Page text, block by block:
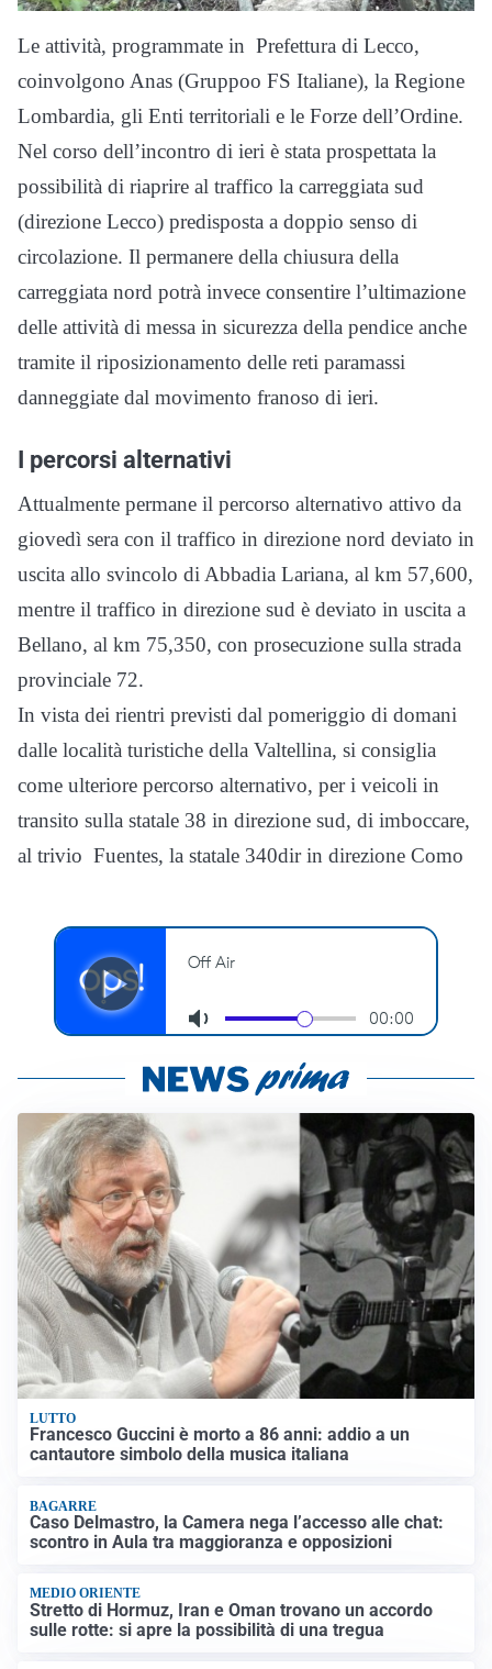
Le attività, programmate in Prefettura di Lecco,
coinvolgono Anas (Gruppoo FS Italiane), la Regione
Lombardia, gli Enti territoriali e le Forze dell’Ordine.
Nel corso dell’incontro di ieri è stata prospettata la
possibilità di riaprire al traffico la carreggiata sud
(direzione Lecco) predisposta a doppio senso di
circolazione. Il permanere della chiusura della
carreggiata nord potrà invece consentire l’ultimazione
delle attività di messa in sicurezza della pendice anche
tramite il riposizionamento delle reti paramassi
danneggiate dal movimento franoso di ieri.
I percorsi alternativi
Attualmente permane il percorso alternativo attivo da
giovedì sera con il traffico in direzione nord deviato in
uscita allo svincolo di Abbadia Lariana, al km 57,600,
mentre il traffico in direzione sud è deviato in uscita a
Bellano, al km 75,350, con prosecuzione sulla strada
provinciale 72.
In vista dei rientri previsti dal pomeriggio di domani
dalle località turistiche della Valtellina, si consiglia
come ulteriore percorso alternativo, per i veicoli in
transito sulla statale 38 in direzione sud, di imboccare,
al trivio Fuentes, la statale 340dir in direzione Como
LUTTO
Francesco Guccini è morto a 86 anni: addio a un
cantautore simbolo della musica italiana
BAGARRE
Caso Delmastro, la Camera nega l’accesso alle chat:
scontro in Aula tra maggioranza e opposizioni
MEDIO ORIENTE
Stretto di Hormuz, Iran e Oman trovano un accordo
sulle rotte: si apre la possibilità di una tregua